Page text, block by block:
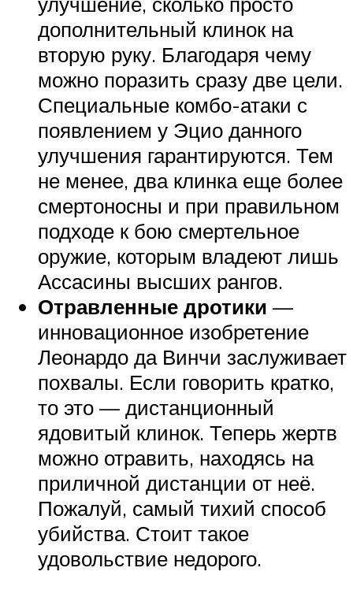
дополнительный клинок на
вторую руку. Благодаря чему
можно поразить сразу две цели.
Специальные комбо-атаки с
появлением у Эцио данного
улучшения гарантируются. Тем
не менее, два клинка еще более
смертоносны и при правильном
подходе к бою смертельное
оружие, которым владеют лишь
Ассасины высших рангов.
Отравленные дротики —
инновационное изобретение
Леонардо да Винчи заслуживает
похвалы. Если говорить кратко,
то это — дистанционный
ядовитый клинок. Теперь жертв
можно отравить, находясь на
приличной дистанции от неё.
Пожалуй, самый тихий способ
убийства. Стоит такое
удовольствие недорого.